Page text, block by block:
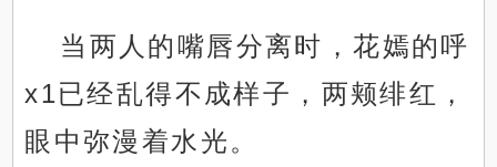
当两人的嘴唇分离时，花嫣的呼
x1已经乱得不成样子，两颊绯红，
眼中弥漫着水光。